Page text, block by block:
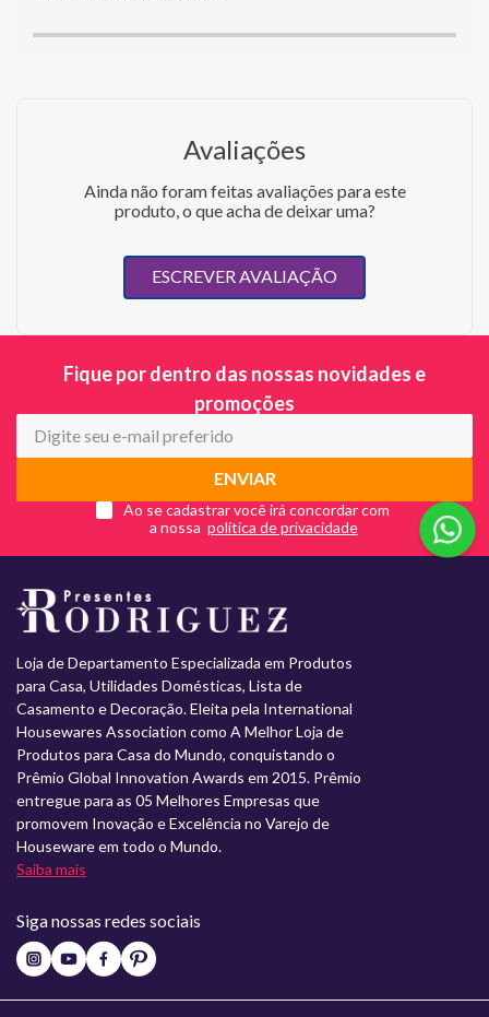
Avaliações
Ainda não foram feitas avaliações para este
produto, o que acha de deixar uma?
ESCREVER AVALIAÇÃO
Fique por dentro das nossas novidades e
promoções
ENVIAR
Ao se cadastrar você irá concordar com
a nossa
Loja de Departamento Especializada em Produtos
para Casa, Utilidades Domésticas, Lista de
Casamento e Decoração. Eleita pela International
Housewares Association como A Melhor Loja de
Produtos para Casa do Mundo, conquistando o
Prêmio Global Innovation Awards em 2015. Prêmio
entregue para as 05 Melhores Empresas que
promovem Inovação e Excelência no Varejo de
Houseware em todo o Mundo.
Saiba mais
Siga nossas redes sociais